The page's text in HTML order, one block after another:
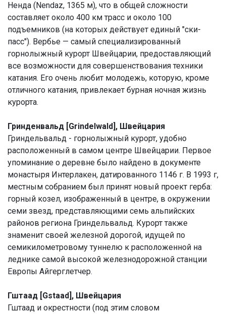
Ненда (Nendaz, 1365 м), что в общей сложности
составляет около 400 км трасс и около 100
подъемников (на которых действует единый "ски-
пасс"). Вербье — самый специализированный
горнолыжный курорт Швейцарии, предоставляющий
все возможности для совершенствования техники
катания. Его очень любит молодежь, которую, кроме
отличного катания, привлекает бурная ночная жизнь
курорта.
Гринденвальд [Grindelwald], Швейцария
Гриндельвальд - горнолыжный курорт, удобно
расположенный в самом центре Швейцарии. Первое
упоминание о деревне было найдено в документе
монастыря Интерлакен, датированного 1146 г. В 1993 г,
местным собранием был принят новый проект герба:
горный козел, изображенный в центре, в окружении
семи звезд, представляющими семь альпийских
районов региона Гриндельвальд. Курорт также
знаменит своей железной дорогой, идущей по
семикилометровому туннелю к расположенной на
леднике самой высокой железнодорожной станции
Европы Айгерглетчер.
Гштаад [Gstaad], Швейцария
Гштаад и окрестности (под этим словом